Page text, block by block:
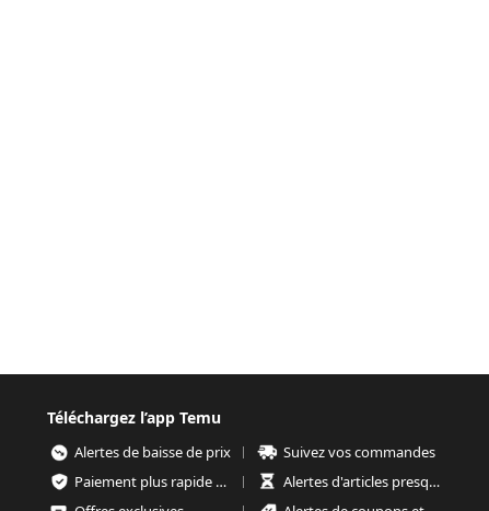
Téléchargez l’app Temu
Alertes de baisse de prix
Suivez vos commandes
Paiement plus rapide et plus sécurisé
Alertes d'articles presque épuisés